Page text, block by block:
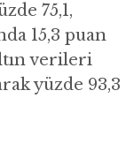
75,1,
15,3 puan
verileri
yüzde 93,3